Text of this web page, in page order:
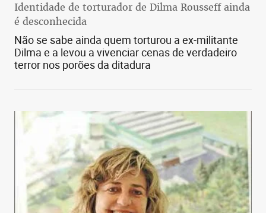
Identidade de torturador de Dilma Rousseff ainda
é desconhecida
Não se sabe ainda quem torturou a ex-militante
Dilma e a levou a vivenciar cenas de verdadeiro
terror nos porões da ditadura